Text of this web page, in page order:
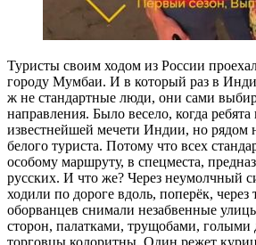
Туристы своим ходом из России
городу Мумбаи. И в который раз в
ж не стандартные люди, они сами
направления. Было весело, когда
известнейшей мечети Индии, но рядом
белого туриста. Потому что всех
особому маршруту, в спецместа,
русских. И что же? Через неумолчный
ходили по дороге вдоль, поперёк,
оборванцев снимали незабвенные
сторон, палатками, трущобами,
торговцы колоритны. Один режет